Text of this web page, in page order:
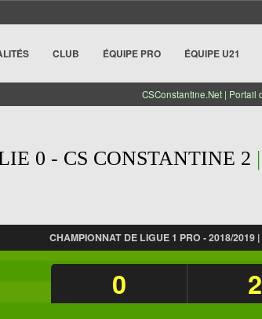
CLUB ÉQUIPE PRO ÉQUIPE U21
CSConstantine.Net | Portail
0 - CS CONSTANTINE 2
CHAMPIONNAT DE LIGUE 1 PRO - 2018/2019
0 2